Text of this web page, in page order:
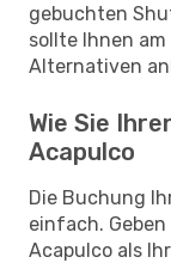
gebuchten
sollte Ihnen
Alternativen
Wie Sie
Acapulco
Die Buchung
einfach.
Acapulco als